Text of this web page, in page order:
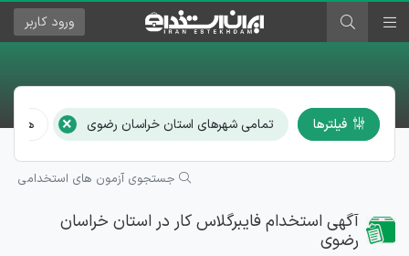
ورود کاربر
فیلترها تمامی شهرهای استان خراسان رضوی × همه
جستجوی آزمون های استخدامی
آگهی استخدام فایبرگلاس کار در استان خراسان
رضوی